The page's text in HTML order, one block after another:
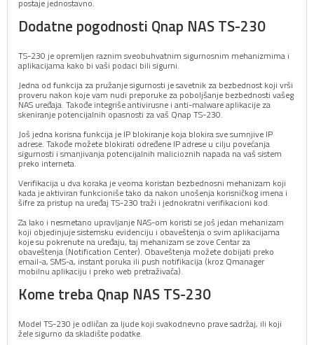
postaje jednostavno.
Dodatne pogodnosti Qnap NAS TS-230
TS-230 je opremljen raznim sveobuhvatnim sigurnosnim mehanizmima i
aplikacijama kako bi vaši podaci bili sigurni.
Jedna od funkcija za pružanje sigurnosti je savetnik za bezbednost koji vrši
proveru nakon koje vam nudi preporuke za poboljšanje bezbednosti vašeg
NAS uređaja. Takođe integriše antivirusne i anti-malware aplikacije za
skeniranje potencijalnih opasnosti za vaš Qnap TS-230.
Još jedna korisna funkcija je IP blokiranje koja blokira sve sumnjive IP
adrese. Takođe možete blokirati određene IP adrese u cilju povećanja
sigurnosti i smanjivanja potencijalnih malicioznih napada na vaš sistem
preko interneta.
Verifikacija u dva koraka je veoma koristan bezbednosni mehanizam koji
kada je aktiviran funkcioniše tako da nakon unošenja korisničkog imena i
šifre za pristup na uređaj TS-230 traži i jednokratni verifikacioni kod.
Za lako i nesmetano upravljanje NAS-om koristi se još jedan mehanizam
koji objedinjuje sistemsku evidenciju i obaveštenja o svim aplikacijama
koje su pokrenute na uređaju, taj mehanizam se zove Centar za
obaveštenja (Notification Center). Obaveštenja možete dobijati preko
email-a, SMS-a, instant poruka ili push notifikacija (kroz Qmanager
mobilnu aplikaciju i preko web pretraživača).
Kome treba Qnap NAS TS-230
Model TS-230 je odličan za ljude koji svakodnevno prave sadržaj, ili koji
žele sigurno da skladište podatke.